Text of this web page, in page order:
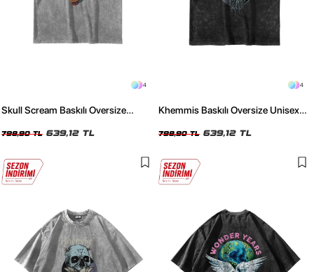
4
Skull Scream Baskılı Oversize
798,90 TL 639,12 TL
4
Khemmis Baskılı Oversize Unisex
798,90 TL 639,12 TL